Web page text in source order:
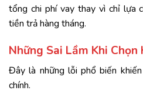
tổng chi phí vay thay vì chỉ lựa
tiền trả hàng tháng.
Những Sai Lầm Khi Chọn
Đây là những lỗi phổ biến
chính.